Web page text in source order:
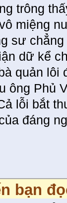
trông
miệng
sư
dữ kể
quản lôi
ông Phủ
lỗi bắt
đáng
bạn